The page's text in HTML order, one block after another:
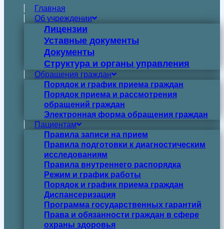
Главная
Об учреждении
Лицензии
Уставные документы
Документы
Структура и органы управления
Обращения граждан
Порядок и график приема граждан
Порядок приема и рассмотрения
обращений граждан
Электронная форма обращения граждан
Пациентам
Правила записи на прием
Правила подготовки к диагностическим
исследованиям
Правила внутреннего распорядка
Режим и график работы
Порядок и график приема граждан
Диспансеризация
Программа государственных гарантий
Права и обязанности граждан в сфере
охраны здоровья